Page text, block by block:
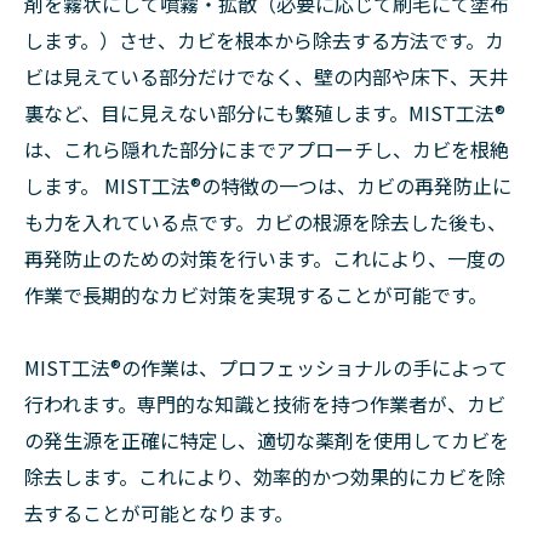
します。）させ、カビを根本から除去する方法です。カ
ビは見えている部分だけでなく、壁の内部や床下、天井
裏など、目に見えない部分にも繁殖します。MIST工法®
は、これら隠れた部分にまでアプローチし、カビを根絶
します。 MIST工法®の特徴の一つは、カビの再発防止に
も力を入れている点です。カビの根源を除去した後も、
再発防止のための対策を行います。これにより、一度の
作業で長期的なカビ対策を実現することが可能です。
MIST工法®の作業は、プロフェッショナルの手によって
行われます。専門的な知識と技術を持つ作業者が、カビ
の発生源を正確に特定し、適切な薬剤を使用してカビを
除去します。これにより、効率的かつ効果的にカビを除
去することが可能となります。